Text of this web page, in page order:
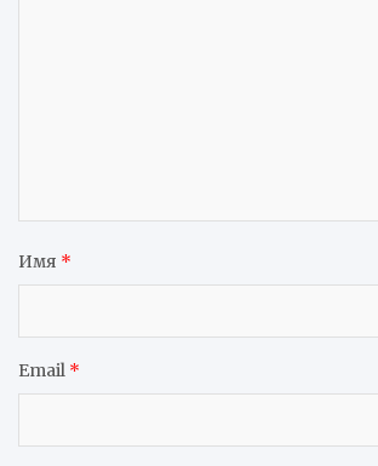
Имя *
Email *